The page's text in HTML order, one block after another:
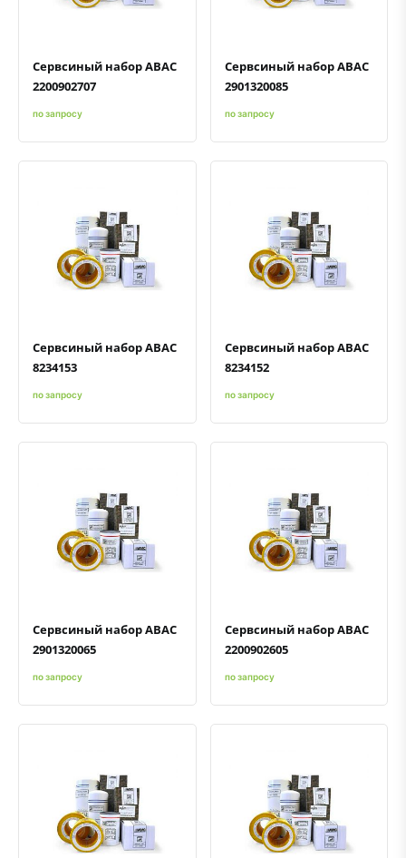
Сервсиный набор ABAC
2200902707
по запросу
Сервсиный набор ABAC
2901320085
по запросу
Быстрый просмотр
Добавить к сравнению
Добавить в избранное
Сервсиный набор ABAC
8234153
по запросу
Быстрый просмотр
Добавить к сравнению
Добавить в избранное
Сервсиный набор ABAC
8234152
по запросу
Быстрый просмотр
Добавить к сравнению
Добавить в избранное
Сервсиный набор ABAC
2901320065
по запросу
Быстрый просмотр
Добавить к сравнению
Добавить в избранное
Сервсиный набор ABAC
2200902605
по запросу
Быстрый просмотр
Добавить к сравнению
Добавить в избранное Быстрый просмотр
Добавить к сравнению
Добавить в избранное